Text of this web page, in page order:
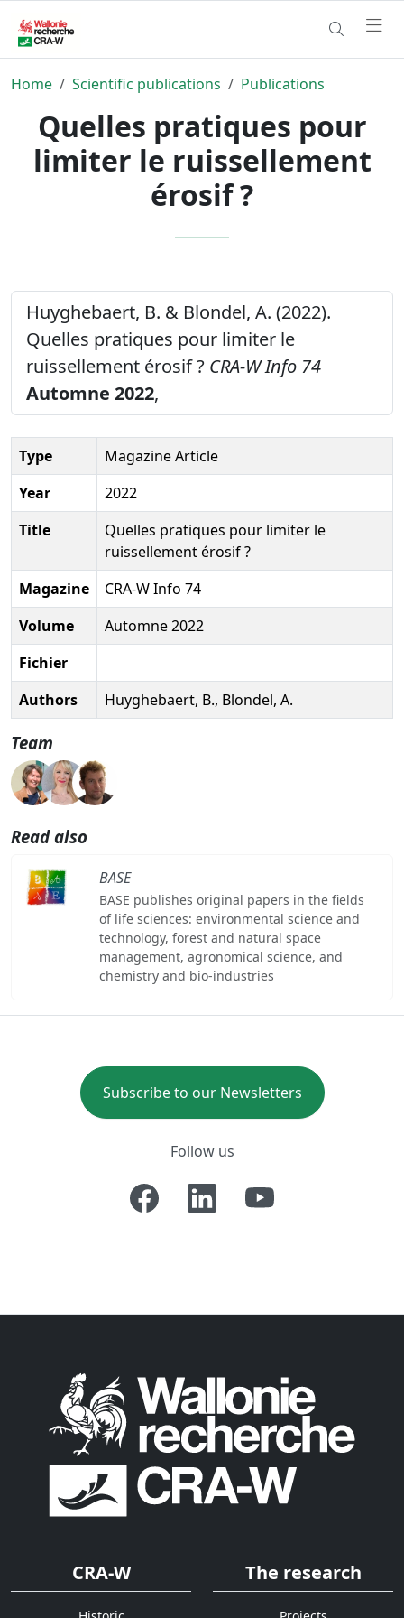
Home Scientific publications Publications
Quelles pratiques pour
limiter le ruissellement
érosif ?
Huyghebaert, B. & Blondel, A. (2022).
Quelles pratiques pour limiter le
ruissellement érosif ? CRA-W Info 74
Automne 2022,
Type
Magazine Article
Year
2022
Title
Quelles pratiques pour limiter le
ruissellement érosif ?
Magazine
CRA-W Info 74
Volume
Automne 2022
Fichier
Authors
Huyghebaert, B., Blondel, A.
Team
Read also
BASE
BASE publishes original papers in the fields
of life sciences: environmental science and
technology, forest and natural space
management, agronomical science, and
chemistry and bio-industries
Subscribe to our Newsletters
Follow us
CRA-W The research